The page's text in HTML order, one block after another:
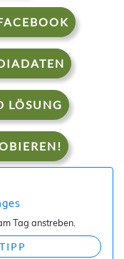
LÖSUNG
Tag anstreben.